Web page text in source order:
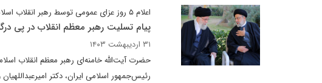
اعلام ۵ روز عزای عمومی توسط رهبر انقلاب اسلامی
پیام تسلیت رهبر معظم انقلاب در پی
۳۱ اردیبهشت ۱۴۰۳
حضرت آیت‌الله خامنه‌ای رهبر معظم انقلاب
رئیس‌جمهور اسلامی ایران، دکتر